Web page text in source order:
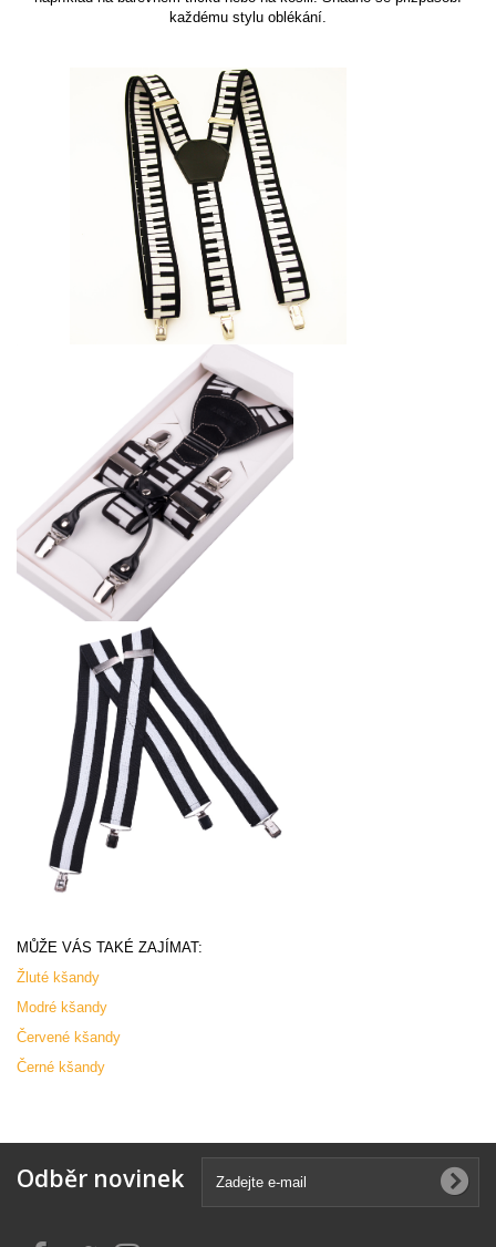
každému stylu oblékání.
MŮŽE VÁS TAKÉ ZAJÍMAT:
Žluté kšandy
Modré kšandy
Červené kšandy
Černé kšandy
Odběr novinek